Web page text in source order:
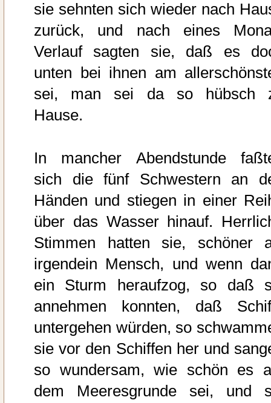
sie sehnten sich wieder nach
zurück, und nach eines
Verlauf sagten sie, daß es
unten bei ihnen am
sei, man sei da so hübsch
Hause.
In mancher Abendstunde
sich die fünf Schwestern an
Händen und stiegen in einer
über das Wasser hinauf.
Stimmen hatten sie, schöner
irgendein Mensch, und wenn
ein Sturm heraufzog, so daß
annehmen konnten, daß
untergehen würden, so
sie vor den Schiffen her und
so wundersam, wie schön es
dem Meeresgrunde sei, und